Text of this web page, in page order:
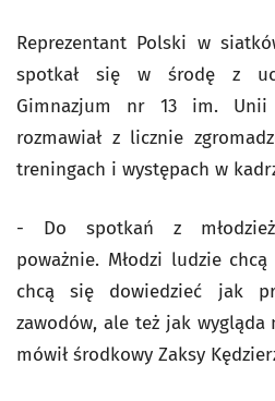
Reprezentant Polski w
spotkał się w środę z
Gimnazjum nr 13 im. Unii
rozmawiał z licznie
treningach i występach w
- Do spotkań z
poważnie. Młodzi ludzie
chcą się dowiedzieć jak
zawodów, ale też jak wygląda
mówił środkowy Zaksy